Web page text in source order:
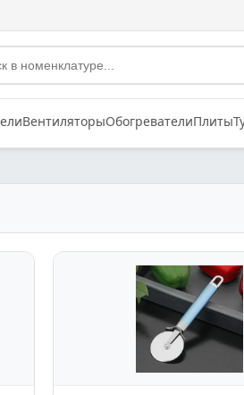
ВентиляторыОбогревателиПлиты